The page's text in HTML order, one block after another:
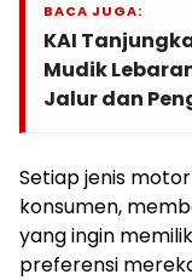
BACA JUGA:
KAI
Mudik
Jalur dan
Setiap jenis
konsumen,
yang ingin
preferensi